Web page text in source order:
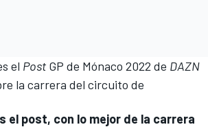
el Post GP de Mónaco 2022 de DAZN
la carrera del circuito de
el post, con lo mejor de la carrera